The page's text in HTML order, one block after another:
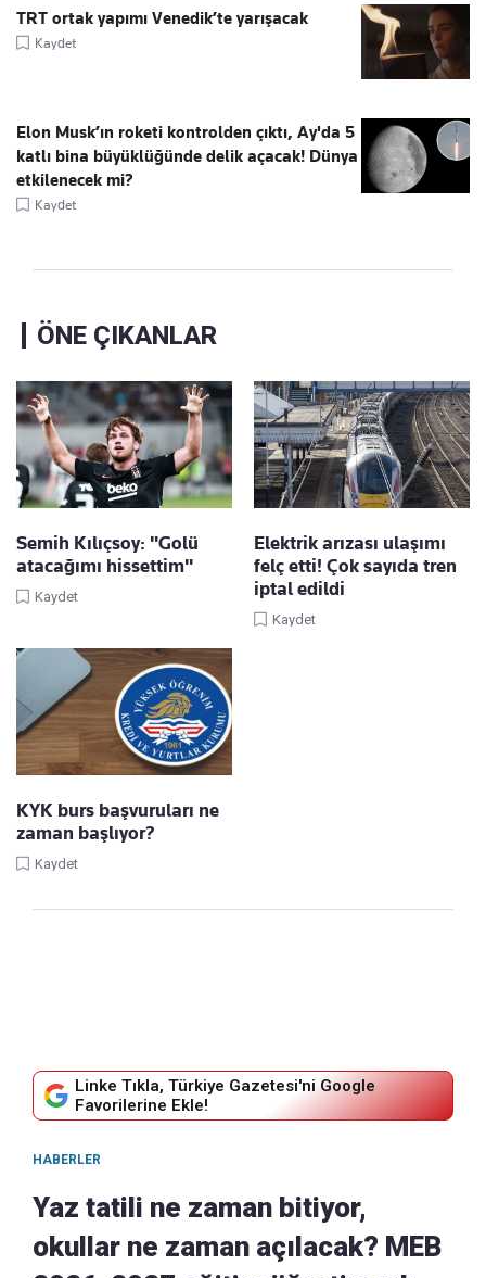
TRT ortak yapımı Venedik’te yarışacak
Kaydet
Elon Musk’ın roketi kontrolden çıktı, Ay'da 5
katlı bina büyüklüğünde delik açacak! Dünya
etkilenecek mi?
Kaydet
ÖNE ÇIKANLAR
Semih Kılıçsoy: "Golü
atacağımı hissettim"
Kaydet
Elektrik arızası ulaşımı
felç etti! Çok sayıda tren
iptal edildi
Kaydet
KYK burs başvuruları ne
zaman başlıyor?
Kaydet
Linke Tıkla, Türkiye Gazetesi'ni Google
Favorilerine Ekle!
HABERLER
Yaz tatili ne zaman bitiyor,
okullar ne zaman açılacak? MEB